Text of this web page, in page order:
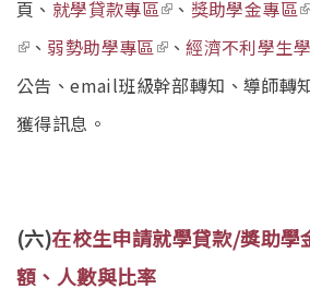
頁、 就學貸款專區 、 獎助學金專區
(link is external)
、 弱勢助學專區(link is external)
、經濟不利學生
公告、email班級幹部轉知、導師轉
獲得訊息。
(六)在校生申請就學貸款/獎助
額、人數與比率